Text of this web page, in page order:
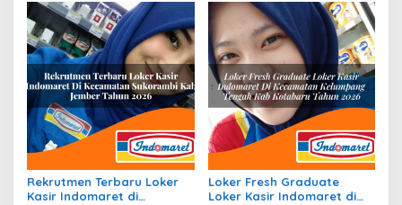
Rekrutmen Terbaru Loker
Kasir Indomaret di
Loker Fresh Graduate
Loker Kasir Indomaret di